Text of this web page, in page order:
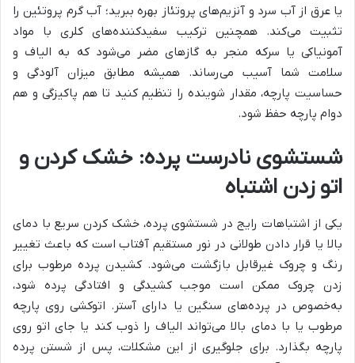
یا عرق از آب سرد و آنزیم‌های پروتئاز بهره ببرید؛ آب گرم پروتئین را
تثبیت می‌کند. همچنین ترکیب سفیدکننده‌های کلری با مواد
آمونیاکی یا سرکه منجر به گازهای مضر می‌شود که به الیاف و
سلامت شما آسیب می‌رساند. همیشه مطابق میزان آلودگی و
حساسیت پارچه، مقدار شوینده را تنظیم کنید تا هم پاکیزگی و هم
دوام پارچه حفظ شود.
شستشوی نادرست پرده: خشک کردن و
اتو زدن اشتباه
یکی از اشتباهات رایج در شستشوی پرده، خشک کردن سریع با دمای
بالا یا قرار دادن طولانی در نور مستقیم آفتاب است که باعث تغییر
رنگ و چروک غیرقابل بازگشت می‌شود. کشیدن پرده مرطوب برای
زدن چروک ممکن است موجب کشیدگی و افتادگی پرده شود،
به‌خصوص در پرده‌های سنگین یا دارای آستر. اتوکشی روی پارچه
مرطوب یا با دمای بالا می‌تواند الیاف را ذوب کند یا جای اتو روی
پارچه بگذارد. برای جلوگیری از این مشکلات، پس از شستن پرده